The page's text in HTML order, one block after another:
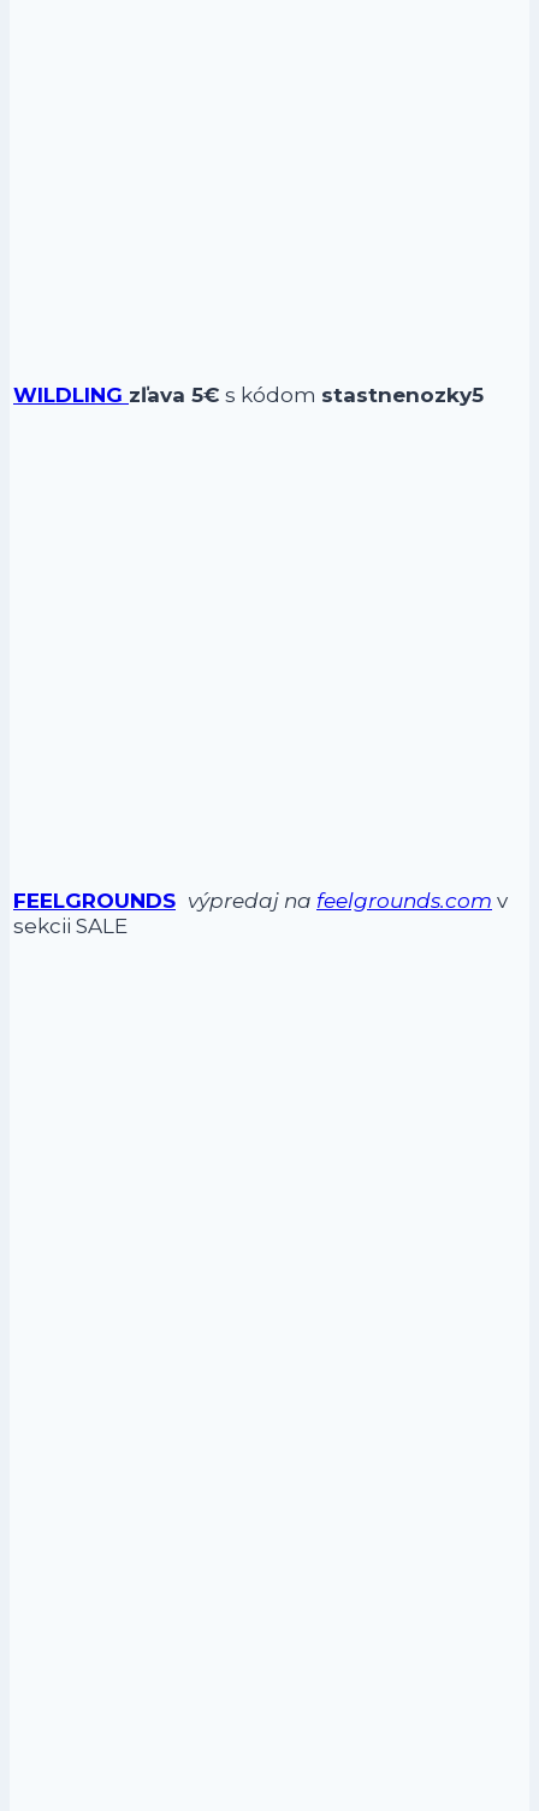
WILDLING zľava 5€ s kódom stastnenozky5
FEELGROUNDS výpredaj na feelgrounds.com v
sekcii SALE